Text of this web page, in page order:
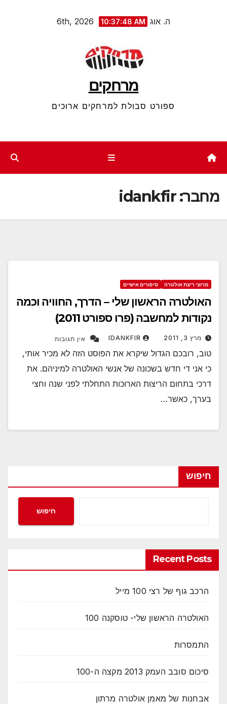
ה. אוג 6th, 2026 10:37:49 AM
מרחקים
ספורט סבולת למרחקים ארוכים
מחבר:idankfir
מרוצי ריצת אולטרה סיפורים אישיים
האולטרה הראשון שלי – הדרך, החוויה וכמה
נקודות למחשבה (פרו ספורט 2011)
מרץ 3, 2011 IDANKFIR אין תגובות
טוב, רובכם הגדול שיקרא את הפוסט הזה לא מכיר אותי,
כי אני די חדש בשכונה של אנשי האולטרה למיניהם. את
דרכי בתחום הריצות הארוכות התחלתי לפני שנה וחצי
בערך, כאשר…
חיפוש
חיפוש
Recent Posts
הרכב גוף של רצי 100 מייל
האולטרה הראשון שלי- טוסקנה 100
התמסרות
סיכום סובב העמק 2013 מקצה ה-100
אבחנות של מאמן אולטרה מרתון